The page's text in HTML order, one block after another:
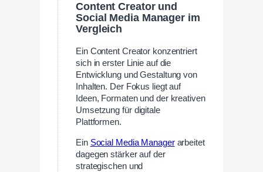
Content Creator und
Social Media Manager im
Vergleich
Ein Content Creator konzentriert
sich in erster Linie auf die
Entwicklung und Gestaltung von
Inhalten. Der Fokus liegt auf
Ideen, Formaten und der kreativen
Umsetzung für digitale
Plattformen.
Ein Social Media Managerarbeitet
dagegen stärker auf der
strategischen und